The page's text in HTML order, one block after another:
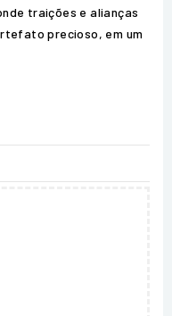
traições e alianças
precioso, em um